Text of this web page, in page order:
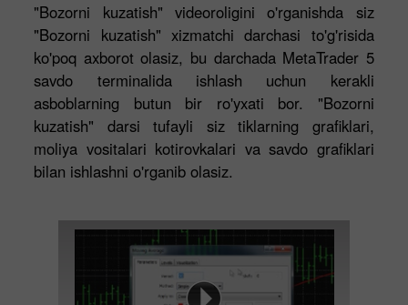
"Bozorni kuzatish" videoroligini o'rganishda siz
"Bozorni kuzatish" xizmatchi darchasi to'g'risida
ko'poq axborot olasiz, bu darchada MetaTrader 5
savdo terminalida ishlash uchun kerakli
asboblarning butun bir ro'yxati bor. "Bozorni
kuzatish" darsi tufayli siz tiklarning grafiklari,
moliya vositalari kotirovkalari va savdo grafiklari
bilan ishlashni o'rganib olasiz.